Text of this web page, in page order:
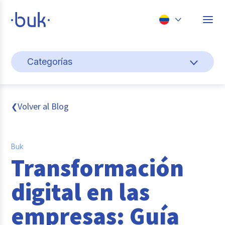
Perú
Categorías
Cultura y bienestar laboral
Gestión de personas
Buk
Transformación digital
Tendencias y Data
❮Volver al Blog
Buk
Transformación
digital en las
empresas: Guía